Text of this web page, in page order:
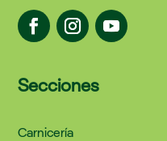
Secciones
Carnicería